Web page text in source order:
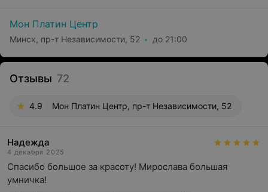
Мон Платин Центр
Минск, пр-т Независимости, 52 до 21:00
Отзывы 72
4.9 Мон Платин Центр, пр-т Независимости, 52
Надежда
4 декабря 2025
Спасибо большое за красоту! Мирослава большая
умничка!